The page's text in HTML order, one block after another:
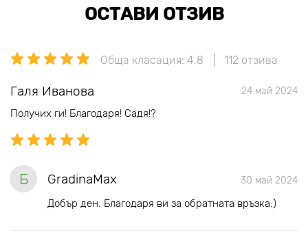
ОСТАВИ ОТЗИВ
Обща класация: 4.8 112 отзива
Галя Иванова 24 май 2024
Получих ги! Благодаря! Садя!?
Б GradinaMax 30 май 2024
Добър ден. Благодаря ви за обратната връзка:)